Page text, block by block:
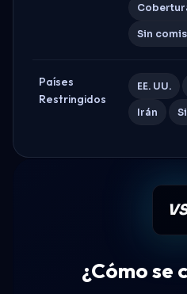
Sin
Países
Restringidos
EE. UU.
Irán
VS
¿Cómo se